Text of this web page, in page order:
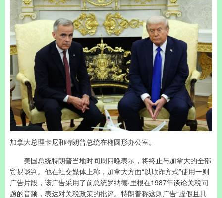
加拿大总理卡尼和特朗普总统在椭圆形办公室。
美国总统特朗普当地时间周四晚表示，将终止与加拿大的全部
贸易谈判。他在社交媒体上称，加拿大方面“以欺诈方式”使用一则
广告片段，该广告采用了前总统罗纳德·里根在1987年谈论关税问
题的音频，表达对关税政策的批评。特朗普称这则广告“虚假且具